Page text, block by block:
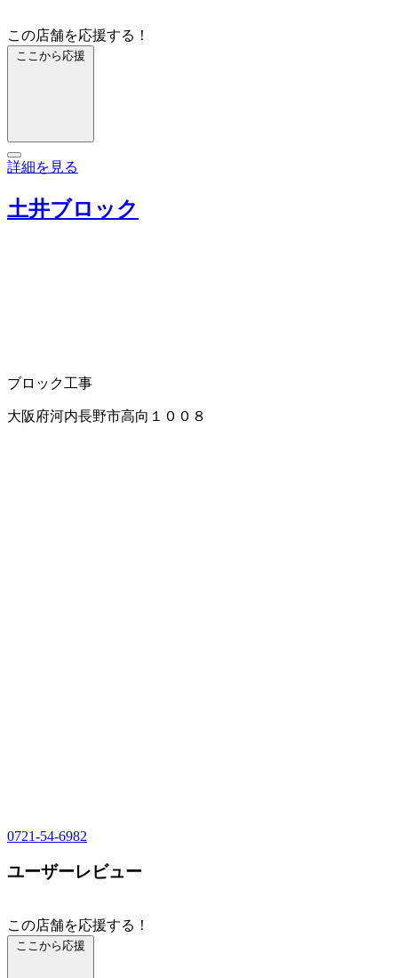
この店舗を応援する！
ここから応援
詳細を見る
土井ブロック
ブロック工事
大阪府河内長野市高向１００８
0721-54-6982
ユーザーレビュー
この店舗を応援する！
ここから応援